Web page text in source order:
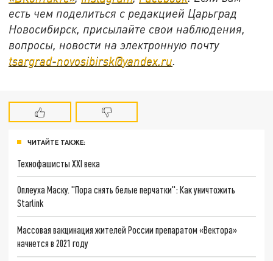
есть чем поделиться с редакцией Царьград
Новосибирск, присылайте свои наблюдения,
вопросы, новости на электронную почту
tsargrad-novosibirsk@yandex.ru.
ЧИТАЙТЕ ТАКЖЕ:
Технофашисты XXI века
Оплеуха Маску. "Пора снять белые перчатки": Как уничтожить
Starlink
Массовая вакцинация жителей России препаратом «Вектора»
начнется в 2021 году